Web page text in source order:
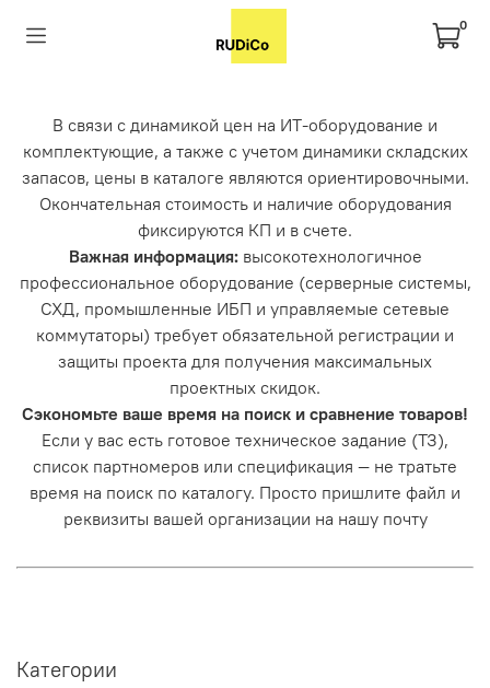
0
В связи с динамикой цен на ИТ-оборудование и
комплектующие, а также с учетом динамики складских
запасов, цены в каталоге являются ориентировочными.
Окончательная стоимость и наличие оборудования
фиксируются КП и в счете.
Важная информация: высокотехнологичное
профессиональное оборудование (серверные системы,
СХД, промышленные ИБП и управляемые сетевые
коммутаторы) требует обязательной регистрации и
защиты проекта для получения максимальных
проектных скидок.
Сэкономьте ваше время на поиск и сравнение товаров!
Если у вас есть готовое техническое задание (ТЗ),
список партномеров или спецификация — не тратьте
время на поиск по каталогу. Просто пришлите файл и
реквизиты вашей организации на нашу почту
Категории